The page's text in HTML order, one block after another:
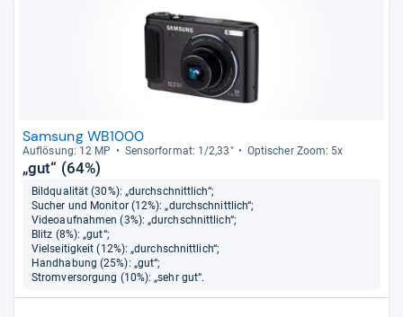
Samsung WB1000
Auf­lö­sung: 12 MP Sen­sor­for­mat: 1/2,33" Opti­scher Zoom: 5x
„gut“ (64%)
Bildqualität (30%): „durchschnittlich“;
Sucher und Monitor (12%): „durchschnittlich“;
Videoaufnahmen (3%): „durchschnittlich“;
Blitz (8%): „gut“;
Vielseitigkeit (12%): „durchschnittlich“;
Handhabung (25%): „gut“;
Stromversorgung (10%): „sehr gut“.